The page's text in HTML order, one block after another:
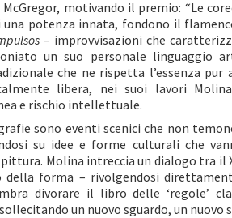
McGregor, motivando il premio: “Le
una potenza innata, fondono il
– improvvisazioni che
un suo personale linguaggio
che ne rispetta l’essenza
libera, nei suoi lavori
e rischio intellettuale.
sono eventi scenici che non
su idee e forme culturali che
Molina intreccia un dialogo tra il
della forma – rivolgendosi
divorare il libro delle ‘regole’
un nuovo sguardo, un nuovo